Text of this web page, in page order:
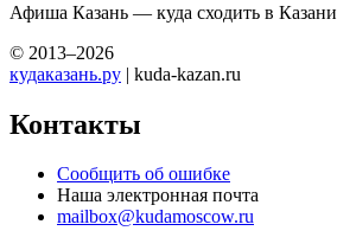
Афиша Казань — куда сходить в Казани
© 2013–2026
кудаказань.ру | kuda-kazan.ru
Контакты
Сообщить об ошибке
Наша электронная почта
mailbox@kudamoscow.ru